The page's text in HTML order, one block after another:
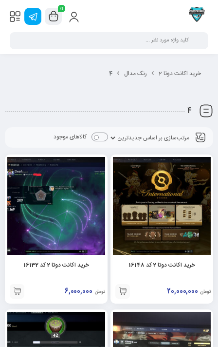
0
خرید اکانت دوتا 2 رنک مدال 4
4
کالاهای موجود
خرید اکانت دوتا 2 کد 16148
تومان
خرید اکانت دوتا 2 کد 16132
تومان